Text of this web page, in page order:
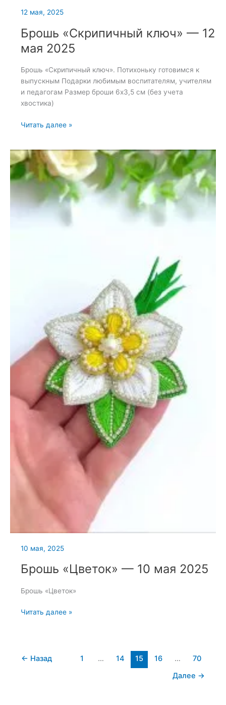
12 мая, 2025
Брошь «Скрипичный ключ» — 12
мая 2025
Брошь «Скрипичный ключ». Потихоньку готовимся к
выпускным Подарки любимым воспитателям, учителям
и педагогам Размер броши 6х3,5 см (без учета
хвостика)
Брошь
—
мая
Читать далее »
10 мая, 2025
Брошь «Цветок» — 10 мая 2025
Брошь «Цветок»
Брошь
мая
Читать далее »
← Назад 1 … 14 15 16 …
70
Далее →